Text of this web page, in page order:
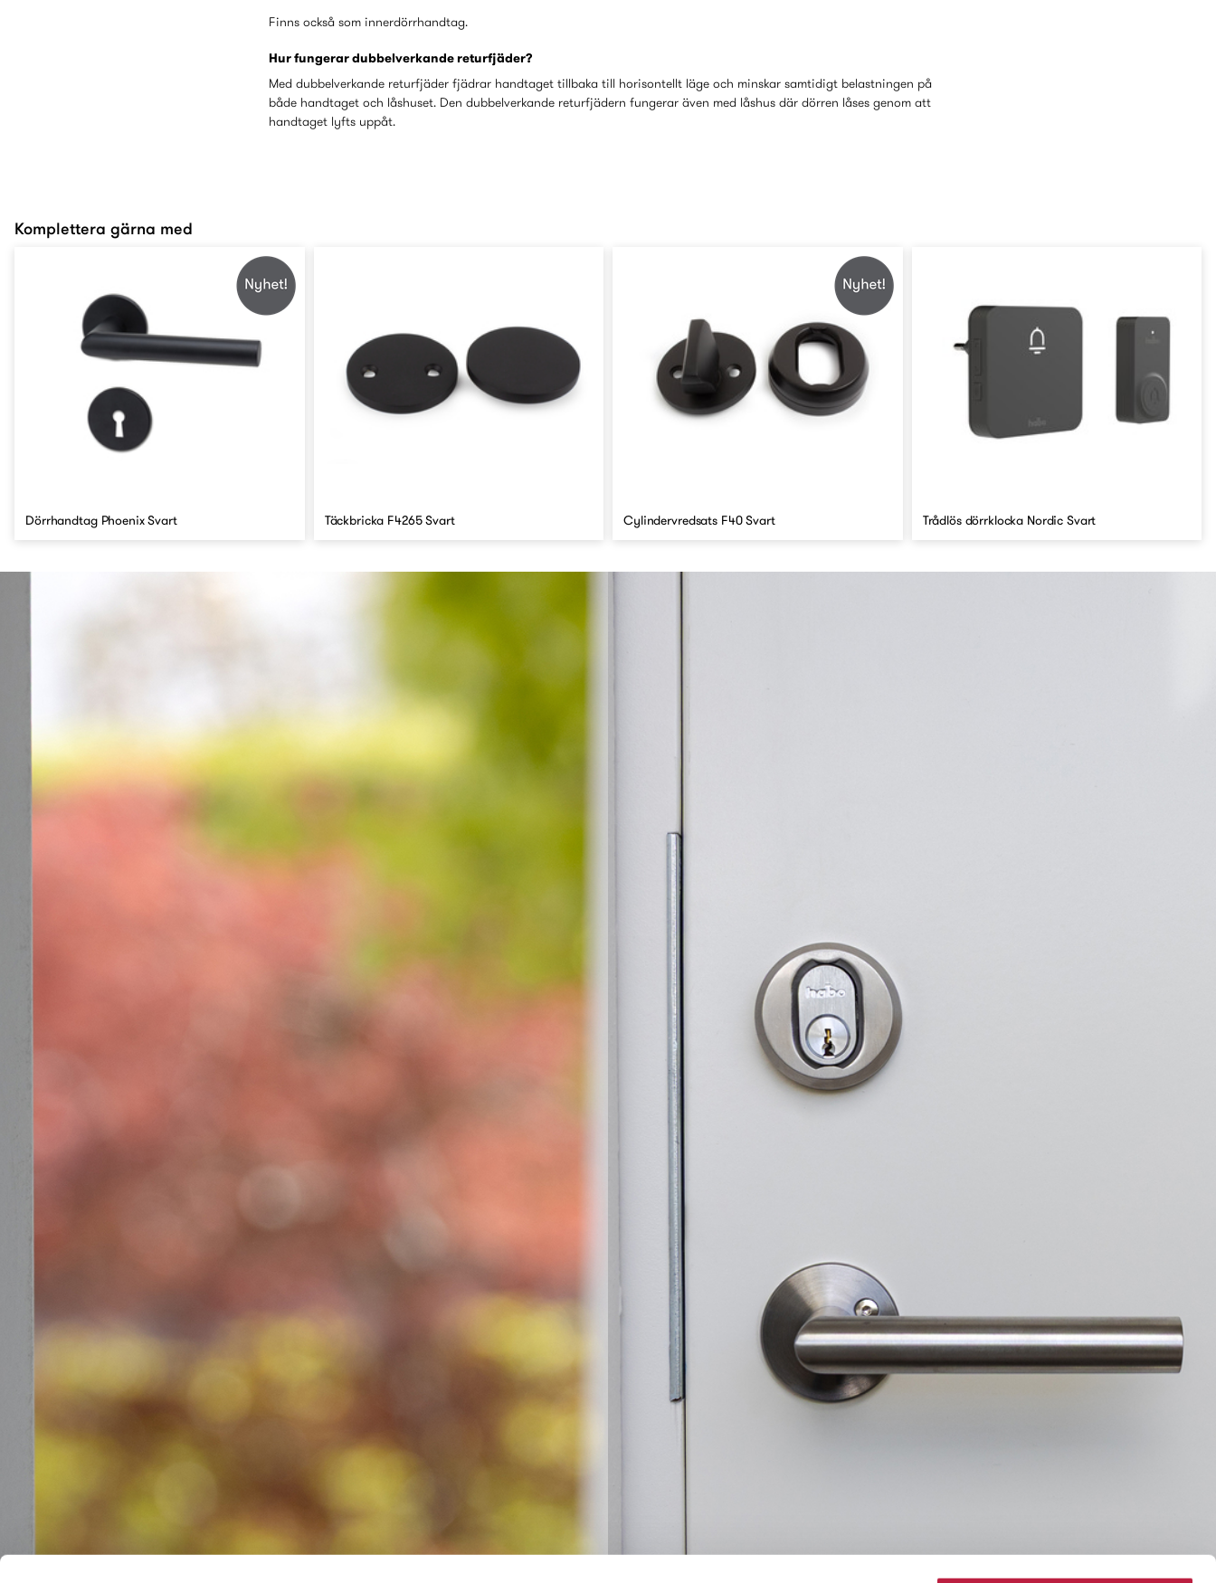
Finns också som innerdörrhandtag.
Hur fungerar dubbelverkande returfjäder?
Med dubbelverkande returfjäder fjädrar handtaget tillbaka till horisontellt läge och minskar samtidigt belastningen på
både handtaget och låshuset. Den dubbelverkande returfjädern fungerar även med låshus där dörren låses genom att
handtaget lyfts uppåt.
Komplettera gärna med
Dörrhandtag Phoenix Svart Täckbricka F4265 Svart Cylindervredsats F40 Svart Trådlös dörrklocka Nordic Svart